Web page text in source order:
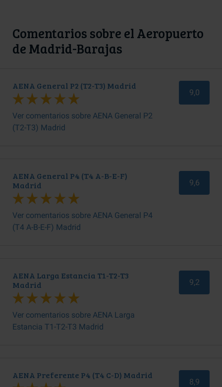
Comentarios sobre el Aeropuerto
de Madrid-Barajas
AENA General P2 (T2-T3) Madrid
Ver comentarios sobre AENA General P2
(T2-T3) Madrid
9,0
AENA General P4 (T4 A-B-E-F)
Madrid
Ver comentarios sobre AENA General P4
(T4 A-B-E-F) Madrid
9,6
AENA Larga Estancia T1-T2-T3
Madrid
Ver comentarios sobre AENA Larga
Estancia T1-T2-T3 Madrid
9,2
AENA Preferente P4 (T4 C-D) Madrid
8,9